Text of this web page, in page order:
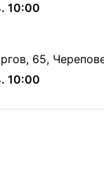
10:00
65,
10:00